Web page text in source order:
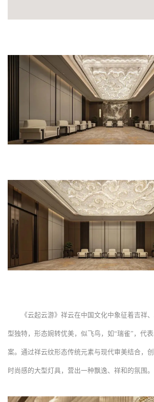
《云起云游》祥云在中国文化中象征着吉祥
型独特，形态婉转优美，似飞鸟，如“瑞雀”，代
案。通过祥云纹形态传统元素与现代审美结合，
时尚感的大型灯具，营出一种飘逸、祥和的氛围。